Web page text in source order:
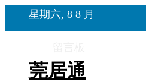
星期六, 8 8 月
莞居通